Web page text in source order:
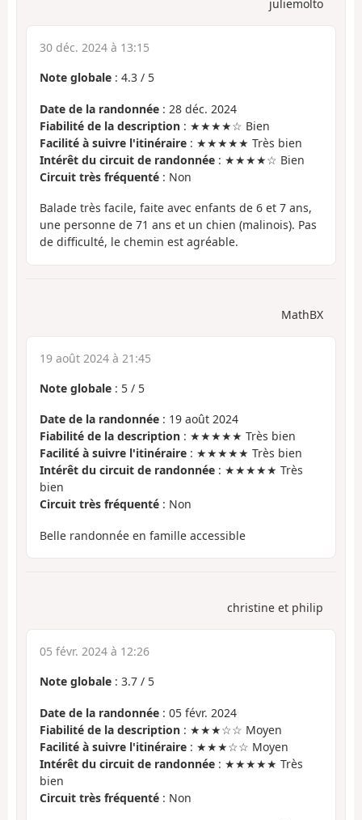
juliemolto
30 déc. 2024 à 13:15
Note globale : 4.3 / 5
Date de la randonnée : 28 déc. 2024
Fiabilité de la description : ★★★★☆ Bien
Facilité à suivre l'itinéraire : ★★★★★ Très bien
Intérêt du circuit de randonnée : ★★★★☆ Bien
Circuit très fréquenté : Non
Balade très facile, faite avec enfants de 6 et 7 ans,
une personne de 71 ans et un chien (malinois). Pas
de difficulté, le chemin est agréable.
MathBX
19 août 2024 à 21:45
Note globale : 5 / 5
Date de la randonnée : 19 août 2024
Fiabilité de la description : ★★★★★ Très bien
Facilité à suivre l'itinéraire : ★★★★★ Très bien
Intérêt du circuit de randonnée : ★★★★★ Très
bien
Circuit très fréquenté : Non
Belle randonnée en famille accessible
christine et philip
05 févr. 2024 à 12:26
Note globale : 3.7 / 5
Date de la randonnée : 05 févr. 2024
Fiabilité de la description : ★★★☆☆ Moyen
Facilité à suivre l'itinéraire : ★★★☆☆ Moyen
Intérêt du circuit de randonnée : ★★★★★ Très
bien
Circuit très fréquenté : Non